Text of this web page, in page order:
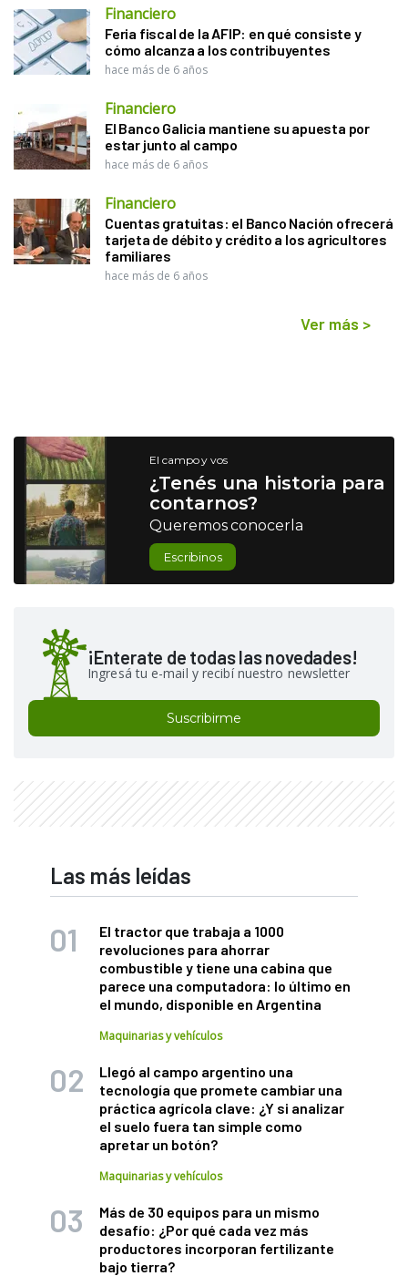
Financiero
Feria fiscal de la AFIP: en qué consiste y
cómo alcanza a los contribuyentes
hace más de 6 años
Financiero
El Banco Galicia mantiene su apuesta por
estar junto al campo
hace más de 6 años
Financiero
Cuentas gratuitas: el Banco Nación ofrecerá
tarjeta de débito y crédito a los agricultores
familiares
hace más de 6 años
Ver más >
El campo y vos
¿Tenés una historia para
contarnos?
Queremos conocerla
Escribinos
¡Enterate de todas las novedades!
Ingresá tu e-mail y recibí nuestro newsletter
Suscribirme
Las más leídas
El tractor que trabaja a 1000
revoluciones para ahorrar
combustible y tiene una cabina que
parece una computadora: lo último en
el mundo, disponible en Argentina
Maquinarias y vehículos
Llegó al campo argentino una
tecnología que promete cambiar una
práctica agrícola clave: ¿Y si analizar
el suelo fuera tan simple como
apretar un botón?
Maquinarias y vehículos
Más de 30 equipos para un mismo
desafío: ¿Por qué cada vez más
productores incorporan fertilizante
bajo tierra?